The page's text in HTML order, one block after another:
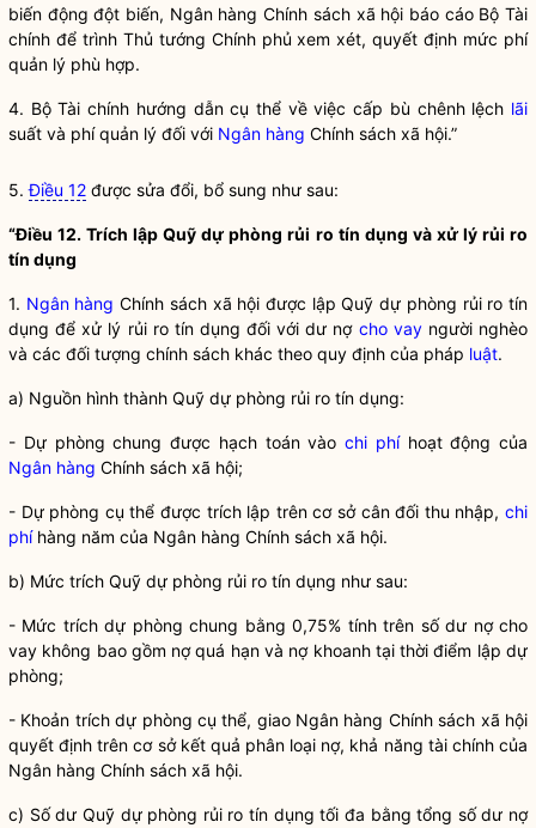
biến động đột biến, Ngân hàng Chính sách xã hội báo cáo Bộ Tài
chính để trình Thủ tướng Chính phủ xem xét, quyết định mức phí
quản lý phù hợp.
4. Bộ Tài chính hướng dẫn cụ thể về việc cấp bù chênh lệch lãi
suất và phí quản lý đối với Ngân hàng Chính sách xã hội.”
5. Điều 12 được sửa đổi, bổ sung như sau:
“Điều 12. Trích lập Quỹ dự phòng rủi ro tín dụng và xử lý rủi ro
tín dụng
1. Ngân hàng Chính sách xã hội được lập Quỹ dự phòng rủi ro tín
dụng để xử lý rủi ro tín dụng đối với dư nợ cho vayngười nghèo
và các đối tượng chính sách khác theo quy định của pháp luật.
a) Nguồn hình thành Quỹ dự phòng rủi ro tín dụng:
- Dự phòng chung được hạch toán vào chi phíhoạt động của
Ngân hàng Chính sách xã hội;
- Dự phòng cụ thể được trích lập trên cơ sở cân đối thu nhập, chi
phíhàng năm của Ngân hàng Chính sách xã hội.
b) Mức trích Quỹ dự phòng rủi ro tín dụng như sau:
- Mức trích dự phòng chung bằng 0,75% tính trên số dư nợ cho
vay không bao gồm nợ quá hạn và nợ khoanh tại thời điểm lập dự
phòng;
- Khoản trích dự phòng cụ thể, giao Ngân hàng Chính sách xã hội
quyết định trên cơ sở kết quả phân loại nợ, khả năng tài chính của
Ngân hàng Chính sách xã hội.
c) Số dư Quỹ dự phòng rủi ro tín dụng tối đa bằng tổng số dư nợ